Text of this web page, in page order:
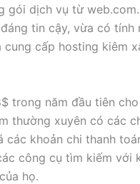
gói dịch vụ từ
tin cậy, vừa có tính
cấp hosting kiêm
trong năm đầu tiên
thường xuyên có các
khoản chi thanh
công cụ tìm kiếm với
họ.